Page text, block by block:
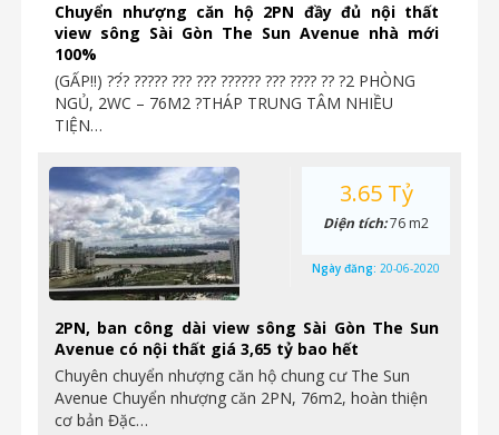
Chuyển nhượng căn hộ 2PN đầy đủ nội thất
view sông Sài Gòn The Sun Avenue nhà mới
100%
(GẤP‼️) ??́? ????? ??? ??? ?????? ??? ???? ?? ?2 PHÒNG
NGỦ, 2WC – 76M2 ?THÁP TRUNG TÂM NHIỀU
TIỆN…
2PN, ban công dài view sông Sài Gòn The Sun
Avenue có nội thất giá 3,65 tỷ bao hết
Chuyên chuyển nhượng căn hộ chung cư The Sun
Avenue Chuyển nhượng căn 2PN, 76m2, hoàn thiện
cơ bản Đặc…
3.65 Tỷ
Diện tích:76 m2
Ngày đăng: 20-06-2020